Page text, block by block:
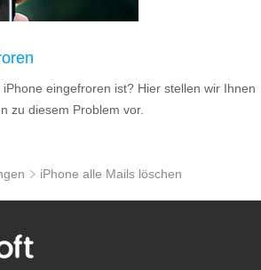
eingefroren ist? Hier stellen wir Ihnen
zu diesem Problem vor.
iPhone alle Mails löschen